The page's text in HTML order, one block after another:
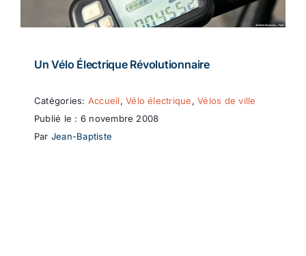
Un Vélo Électrique Révolutionnaire
Catégories: Accueil,Vélo électrique,Vélos de ville
Publié le : 6 novembre 2008
Par Jean-Baptiste